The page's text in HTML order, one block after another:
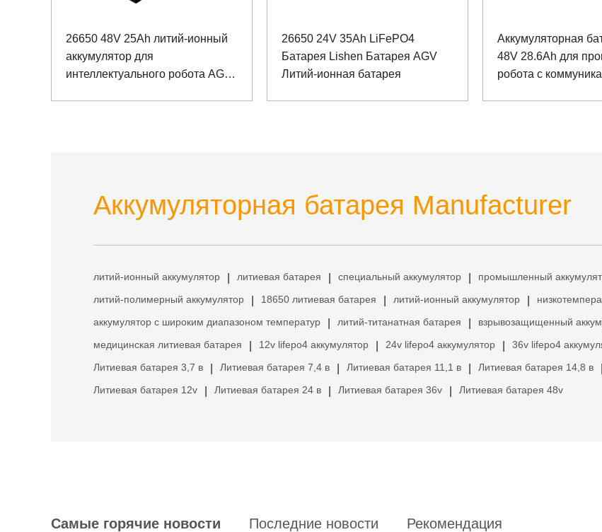
26650 48V 25Ah литий-ионный
аккумулятор для
интеллектуального робота AGV
26650 24V 35Ah LiFePO4
Батарея Lishen Батарея AGV
Литий-ионная батарея
Аккумуляторная
48V 28.6Ah для
робота с
Аккумуляторная батарея Manufacturer
литий-ионный аккумулятор литиевая батарея специальный аккумулятор промышленный
литий-полимерный аккумулятор 18650 литиевая батарея литий-ионный аккумулятор
аккумулятор с широким диапазоном температур литий-титанатная батарея взрывозащищенный
медицинская литиевая батарея 12v lifepo4 аккумулятор 24v lifepo4 аккумулятор 36v lifepo4
Литиевая батарея 3,7 в Литиевая батарея 7,4 в Литиевая батарея 11,1 в Литиевая батарея 14,8 в
Литиевая батарея 12v Литиевая батарея 24 в Литиевая батарея 36v Литиевая батарея 48v
Самые горячие новости Последние новости Рекомендация